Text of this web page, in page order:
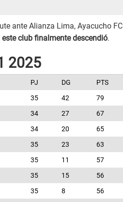
ante Alianza Lima, Ayacucho FC
este club finalmente descendió.
2025
PJ DG
PTS
35 42
79
34 27
67
34 20
65
35 23
63
35 11
57
35 15
56
35 8
56